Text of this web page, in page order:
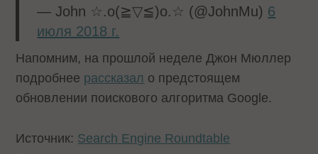
— John ☆.o(≧▽≦)o.☆ (@JohnMu) 6
июля 2018 г.
Напомним, на прошлой неделе Джон Мюллер
подробнее рассказал о предстоящем
обновлении поискового алгоритма Google.
Источник: Search Engine Roundtable